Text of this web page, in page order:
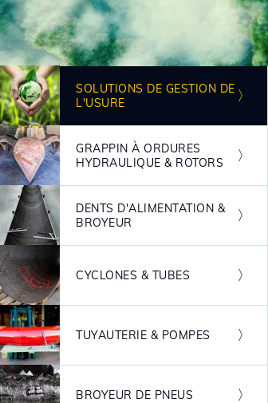
Image
SOLUTIONS DE GESTION DE
L'USURE
Image
GRAPPIN À ORDURES
HYDRAULIQUE & ROTORS
Image
DENTS D'ALIMENTATION &
BROYEUR
Image
CYCLONES & TUBES
Image
TUYAUTERIE & POMPES
Image
BROYEUR DE PNEUS